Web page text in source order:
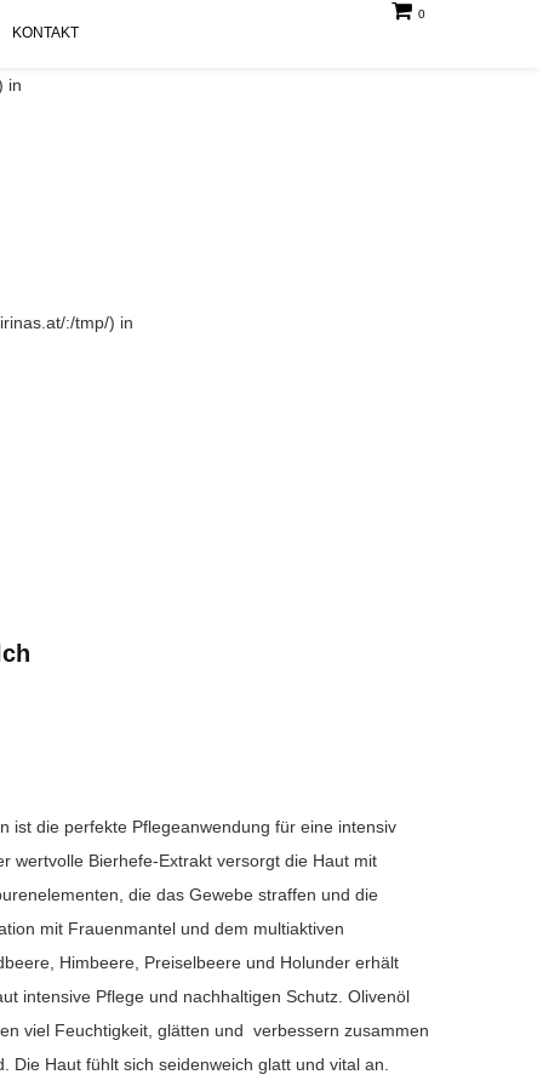
in
:/tmp/) in
KONTAKT
0
ist die perfekte Pflegeanwendung für eine intensiv
wertvolle Bierhefe-Extrakt versorgt die Haut mit
die das Gewebe straffen und die
mit Frauenmantel und dem multiaktiven
Himbeere, Preiselbeere und Holunder erhält
intensive Pflege und nachhaltigen Schutz. Olivenöl
viel Feuchtigkeit, glätten und verbessern zusammen
Die Haut fühlt sich seidenweich glatt und vital an.